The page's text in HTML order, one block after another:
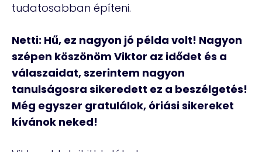
tudatosabban építeni.
Netti: Hű, ez nagyon jó példa volt! Nagyon
szépen köszönöm Viktor az idődet és a
válaszaidat, szerintem nagyon
tanulságosra sikeredett ez a beszélgetés!
Még egyszer gratulálok, óriási sikereket
kívánok neked!